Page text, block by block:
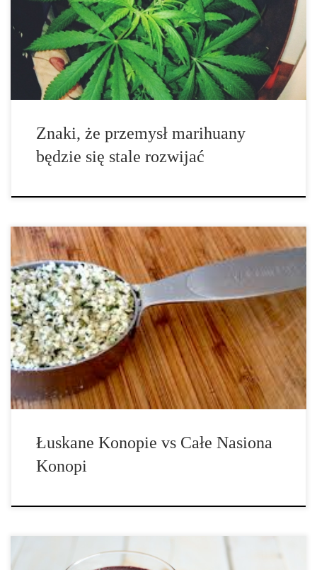
wzrostu, konopne firmy tryskają energią. Jest to dziwna mieszanka
prawdziwej radości ze zwycięstwa chwastów nad ciemnymi siłami
represji (przynajmniej w niektórych […]
Znaki, że przemysł marihuany
będzie się stale rozwijać
Łuskane nasiona konopi, które są nasionami konopi z usuniętą
zewnętrzną powłoką, posiadają wiele nazw takich jak serca konopi,
łuskane nasiona konopi, czy orzechy konopi. Ponieważ łupiny
nasion konopi są dosyć kruche i zawierają dużo błonnika, my jako
społeczeństwo nie jesteśmy […]
Łuskane Konopie vs Całe Nasiona
Konopi